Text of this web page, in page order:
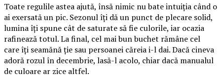
Toate regulile astea ajută, însă nimic nu bate intuiția când o
ai exersată un pic. Sezonul îți dă un punct de plecare solid,
lumina îți spune cât de saturate să fie culorile, iar ocazia
rafinează totul. La final, cel mai bun buchet rămâne cel
care îți seamănă ție sau persoanei căreia i-l dai. Dacă cineva
adoră rozul în decembrie, lasă-l acolo, chiar dacă manualul
de culoare ar zice altfel.